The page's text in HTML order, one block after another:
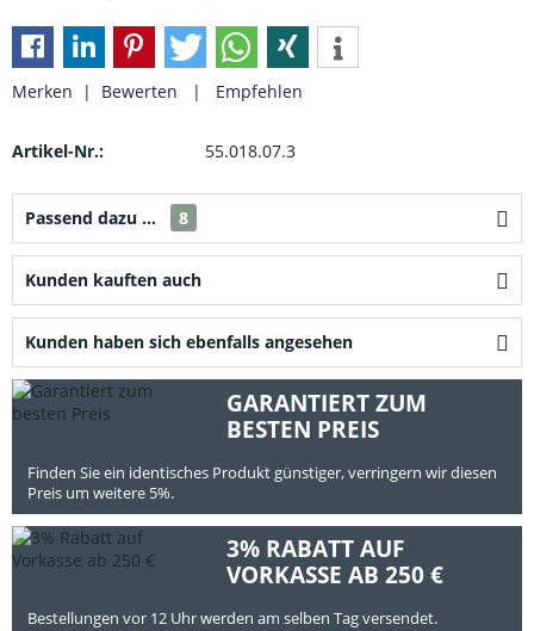
Merken | Bewerten | Empfehlen
Artikel-Nr.: 55.018.07.3
Passend dazu ... 8
Kunden kauften auch
Kunden haben sich ebenfalls angesehen
GARANTIERT ZUM
BESTEN PREIS
Finden Sie ein identisches Produkt günstiger, verringern wir diesen
Preis um weitere 5%.
3% RABATT AUF
VORKASSE AB 250 €
Bestellungen vor 12 Uhr werden am selben Tag versendet.